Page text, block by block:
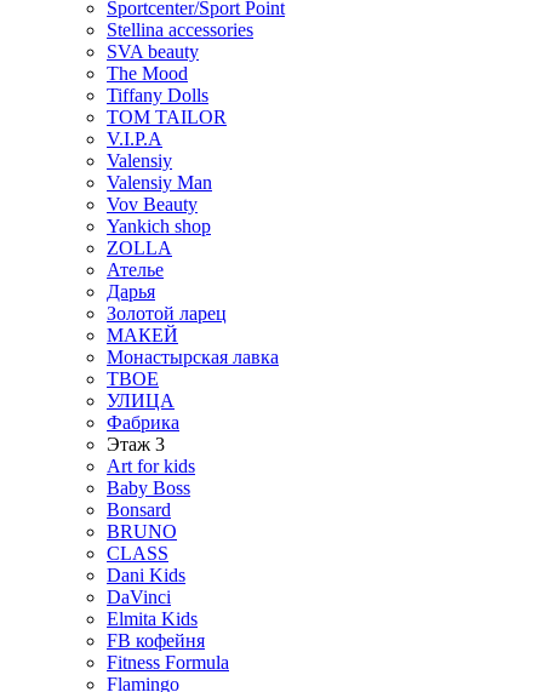
Sportcenter/Sport Point
Stellina accessories
SVA beauty
The Mood
Tiffany Dolls
TOM TAILOR
V.I.P.A
Valensiy
Valensiy Man
Vov Beauty
Yankich shop
ZOLLA
Ателье
Дарья
Золотой ларец
МАКЕЙ
Монастырская лавка
ТВОЕ
УЛИЦА
Фабрика
Этаж 3
Art for kids
Baby Boss
Bonsard
BRUNO
CLASS
Dani Kids
DaVinci
Elmita Kids
FB кофейня
Fitness Formula
Flamingo